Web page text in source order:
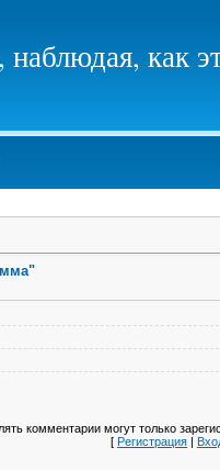
как
комментарии могут только
[ Регистрация |